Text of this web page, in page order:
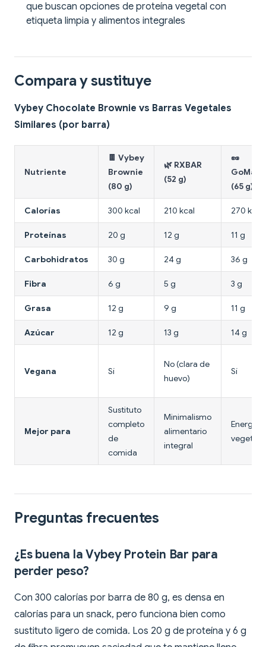
que buscan opciones de proteína vegetal con
etiqueta limpia y alimentos integrales
Compara y sustituye
Vybey Chocolate Brownie vs Barras Vegetales
Similares (por barra)
Nutriente
🍫 Vybey
Brownie
(80 g)
🌿 RXBAR
(52 g)
🥜
(65 g)
Calorías 300 kcal 210 kcal 270 kcal
Proteínas 20 g 12 g 11 g
Carbohidratos 30 g 24 g 36 g
Fibra 6 g 5 g 3 g
Grasa 12 g 9 g 11 g
Azúcar 12 g 13 g 14 g
Vegana Sí
No (clara de
huevo)
Sí
Mejor para
Sustituto
completo
de
comida
Minimalismo
alimentario
integral
Energía
vegetal
Preguntas frecuentes
¿Es buena la Vybey Protein Bar para
perder peso?
Con 300 calorías por barra de 80 g, es densa en
calorías para un snack, pero funciona bien como
sustituto ligero de comida. Los 20 g de proteína y 6 g